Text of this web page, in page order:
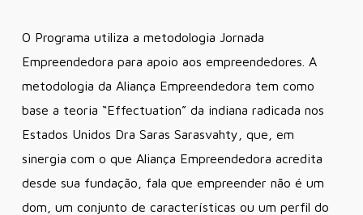
O Programa utiliza a metodologia Jornada
Empreendedora para apoio aos empreendedores. A
metodologia da Aliança Empreendedora tem como
base a teoria “Effectuation” da indiana radicada nos
Estados Unidos Dra Saras Sarasvahty, que, em
sinergia com o que Aliança Empreendedora acredita
desde sua fundação, fala que empreender não é um
dom, um conjunto de características ou um perfil do